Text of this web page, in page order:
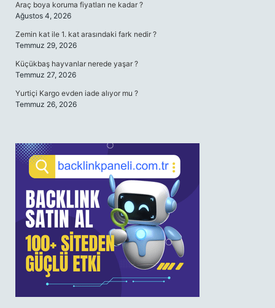
Araç boya koruma fiyatları ne kadar ?
Ağustos 4, 2026
Zemin kat ile 1. kat arasındaki fark nedir ?
Temmuz 29, 2026
Küçükbaş hayvanlar nerede yaşar ?
Temmuz 27, 2026
Yurtiçi Kargo evden iade alıyor mu ?
Temmuz 26, 2026